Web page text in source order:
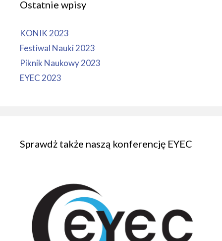
Ostatnie wpisy
KONIK 2023
Festiwal Nauki 2023
Piknik Naukowy 2023
EYEC 2023
Sprawdż także naszą konferencję EYEC